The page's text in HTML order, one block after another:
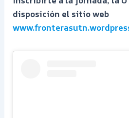
disposición el sitio web